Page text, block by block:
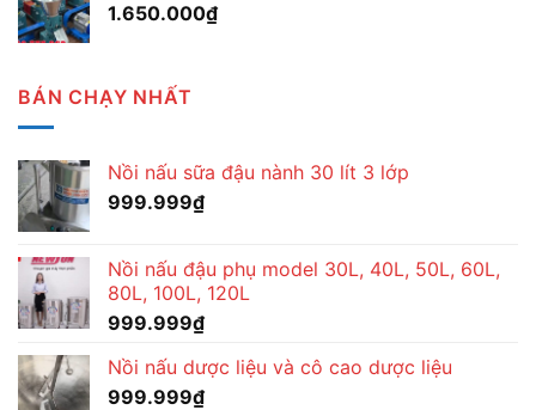
1.650.000₫
BÁN CHẠY NHẤT
Nồi nấu sữa đậu nành 30 lít 3 lớp
999.999₫
Nồi nấu đậu phụ model 30L, 40L, 50L, 60L,
80L, 100L, 120L
999.999₫
Nồi nấu dược liệu và cô cao dược liệu
999.999₫